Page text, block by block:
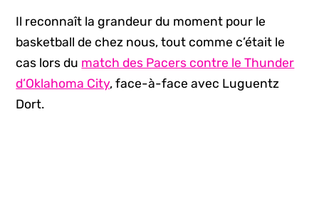
Il reconnaît la grandeur du moment pour le
basketball de chez nous, tout comme c’était le
cas lors du match des Pacers contre le Thunder
d’Oklahoma City, face-à-face avec Luguentz
Dort.